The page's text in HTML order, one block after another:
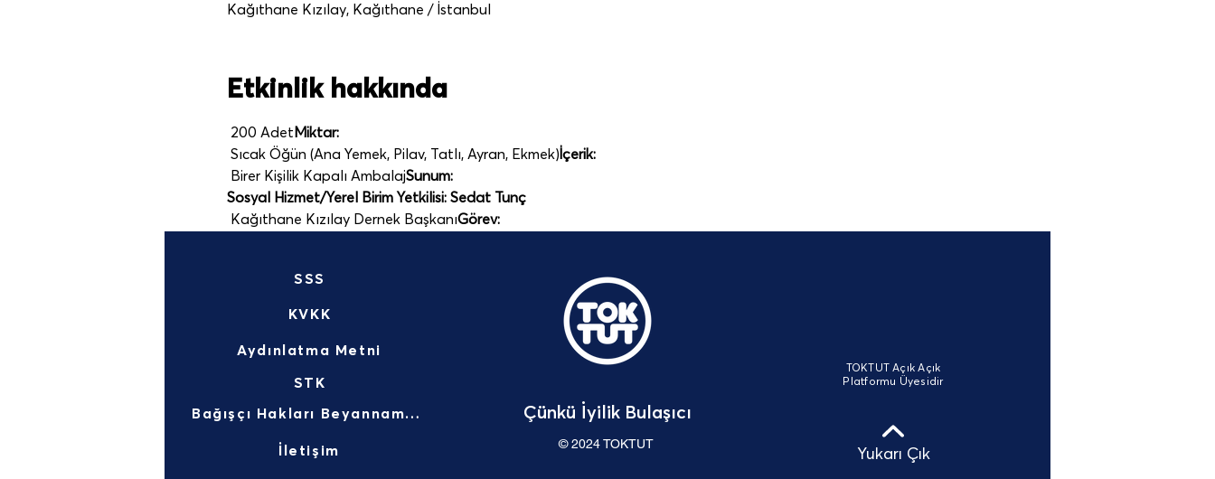
Kağıthane Kızılay, Kağıthane / İstanbul
Etkinlik hakkında
200 Adet Miktar:
Sıcak Öğün (Ana Yemek, Pilav, Tatlı, Ayran, Ekmek) İçerik:
Birer Kişilik Kapalı AmbalajSunum:
Sosyal Hizmet/Yerel Birim Yetkilisi: Sedat Tunç
Kağıthane Kızılay Dernek BaşkanıGörev:
SSS
KVKK
STK
Bağışçı Hakları Beyannamesi
Aydınlatma Metni
İletişim
Çünkü İyilik Bulaşıcı
© 2024 TOKTUT
TOKTUT Açık Açık
Platformu Üyesidir
Yukarı Çık